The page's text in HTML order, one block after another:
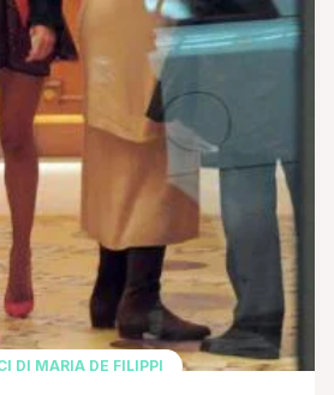
DI MARIA DE FILIPPI